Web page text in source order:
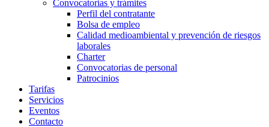
Convocatorias y trámites
Perfil del contratante
Bolsa de empleo
Calidad medioambiental y prevención de riesgos
laborales
Charter
Convocatorias de personal
Patrocinios
Tarifas
Servicios
Eventos
Contacto